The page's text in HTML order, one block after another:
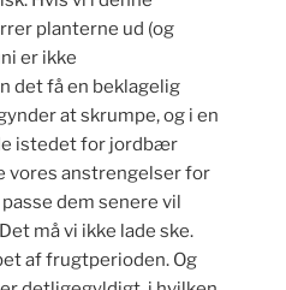
planterne ud (og
er ikke
det få en beklagelig
at skrumpe, og i en
istedet for jordbær
vores anstrengelser for
dem senere vil
må vi ikke lade ske.
af frugtperioden. Og